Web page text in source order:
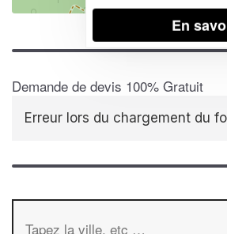
Leaflet| Map data ©
Demande de devis 100% Gratuit
Erreur lors du chargement du
En